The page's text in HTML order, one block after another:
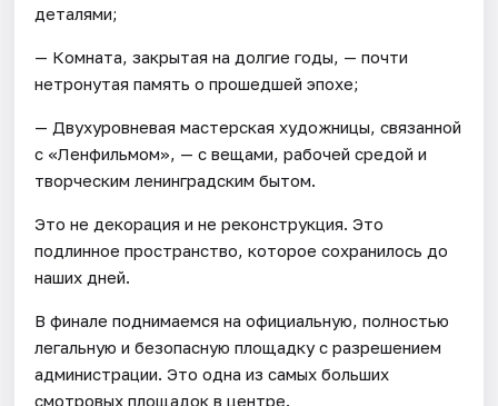
деталями;
— Комната, закрытая на долгие годы, — почти
нетронутая память о прошедшей эпохе;
— Двухуровневая мастерская художницы, связанной
с «Ленфильмом», — с вещами, рабочей средой и
творческим ленинградским бытом.
Это не декорация и не реконструкция. Это
подлинное пространство, которое сохранилось до
наших дней.
В финале поднимаемся на официальную, полностью
легальную и безопасную площадку с разрешением
администрации. Это одна из самых больших
смотровых площадок в центре.